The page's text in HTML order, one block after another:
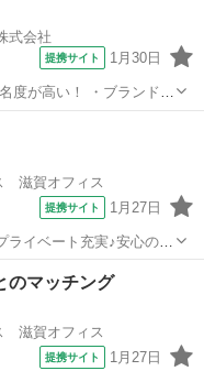
式会社
提携サイト 1月30日
度が高い！ ・ブランド力
！ ・働きやすさも◎！
きる日も多くて、メリ
滋賀オフィス
提携サイト 1月27日
イベート充実♪安心の自
客巡回およびテレア
のマッチング
滋賀オフィス
提携サイト 1月27日